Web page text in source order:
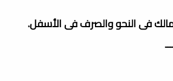
فى النحو والصرف فى الأسفل.